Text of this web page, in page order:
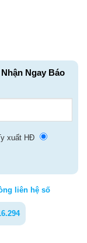
Ngay Báo
xuất HĐ
liên hệ số